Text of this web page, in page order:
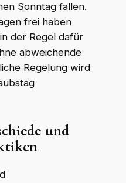
Sonntag fallen.
frei haben
der Regel dafür
abweichende
Regelung wird
und